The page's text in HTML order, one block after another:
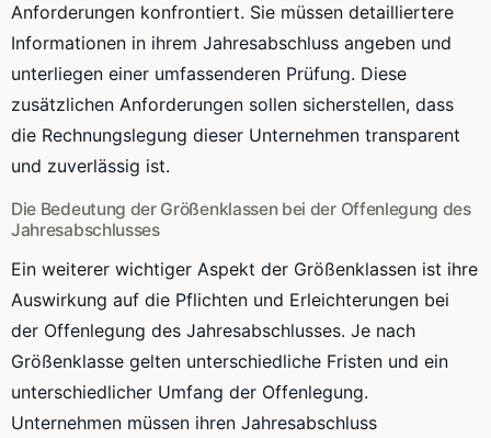
Anforderungen konfrontiert. Sie müssen detailliertere
Informationen in ihrem Jahresabschluss angeben und
unterliegen einer umfassenderen Prüfung. Diese
zusätzlichen Anforderungen sollen sicherstellen, dass
die Rechnungslegung dieser Unternehmen transparent
und zuverlässig ist.
Die Bedeutung der Größenklassen bei der Offenlegung des
Jahresabschlusses
Ein weiterer wichtiger Aspekt der Größenklassen ist ihre
Auswirkung auf die Pflichten und Erleichterungen bei
der Offenlegung des Jahresabschlusses. Je nach
Größenklasse gelten unterschiedliche Fristen und ein
unterschiedlicher Umfang der Offenlegung.
Unternehmen müssen ihren Jahresabschluss